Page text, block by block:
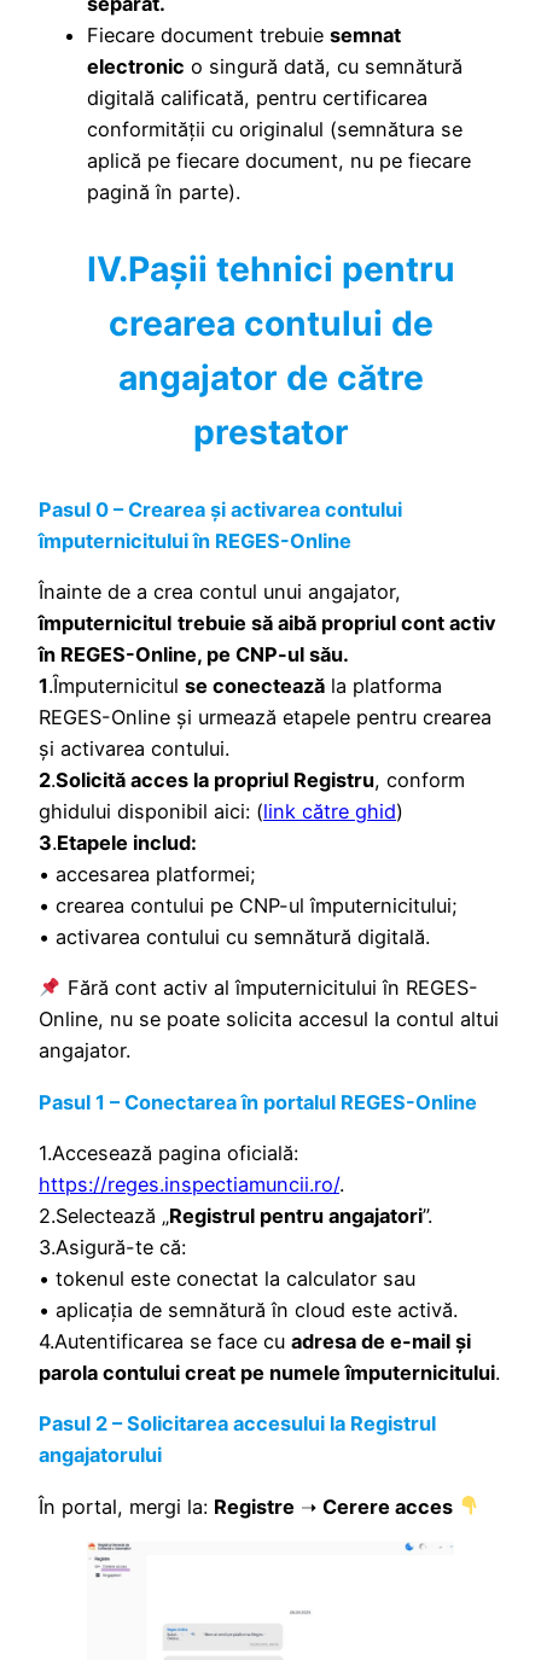
Fiecare document trebuie semnat
electronic o singură dată, cu semnătură
digitală calificată, pentru certificarea
conformității cu originalul (semnătura se
aplică pe fiecare document, nu pe fiecare
pagină în parte).
IV.Pașii tehnici pentru
crearea contului de
angajator de către
prestator
Pasul 0 – Crearea și activarea contului
împuternicitului în REGES-Online
Înainte de a crea contul unui angajator,
împuternicitul trebuie să aibă propriul cont activ
în REGES-Online, pe CNP-ul său.
1.Ȋmputernicitul se conectează la platforma
REGES-Online și urmează etapele pentru crearea
și activarea contului.
2.Solicită acces la propriul Registru, conform
ghidului disponibil aici: (link către ghid)
3.Etapele includ:
• accesarea platformei;
• crearea contului pe CNP-ul împuternicitului;
• activarea contului cu semnătură digitală.
Fără cont activ al împuternicitului în REGES-
Online, nu se poate solicita accesul la contul altui
angajator.
Pasul 1 – Conectarea în portalul REGES-Online
1.Accesează pagina oficială:
https://reges.inspectiamuncii.ro/.
2.Selectează „Registrul pentru angajatori”.
3.Asigură-te că:
• tokenul este conectat la calculator sau
• aplicația de semnătură în cloud este activă.
4.Autentificarea se face cu adresa de e-mail și
parola contului creat pe numele împuternicitului.
Pasul 2 – Solicitarea accesului la Registrul
angajatorului
În portal, mergi la: Registre ➝ Cerere acces